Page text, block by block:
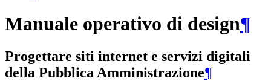
Manuale operativo di design¶
Progettare siti internet e servizi digitali
della Pubblica Amministrazione¶